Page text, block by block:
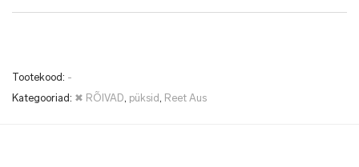
Tootekood: -
Kategooriad: ✖ RÕIVAD, püksid, Reet Aus